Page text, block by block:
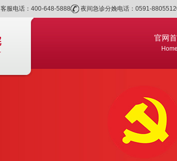
客服电话：400-648-5888 夜间急诊分娩电话：0591-
官网
Home